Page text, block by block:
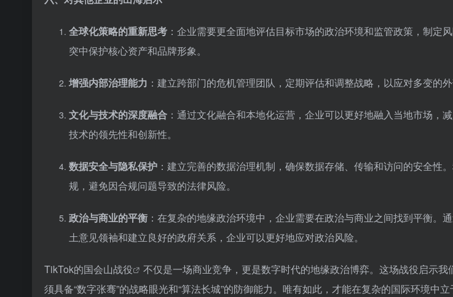
全球化策略的重新思考 ：企业需要更全面地评估目标市场的政治环境和监管政策，制定
突中保护核心资产和品牌形象。
增强内部治理能力 ：建立跨部门的危机管理团队，定期评估和调整战略，以应对多变的外
文化与技术的深度融合 ：通过文化融合和本地化运营，企业可以更好地融入当地市场，
技术的领先性和创新性。
数据安全与隐私保护 ：建立完善的数据治理机制，确保数据存储、传输和访问的安全性
规，避免因合规问题导致的法律风险。
政治与商业的平衡 ：在复杂的地缘政治环境中，企业需要在政治与商业之间找到平衡。
土意见领袖和建立良好的政府关系，企业可以更好地应对政治风险。
TikTok的国会山战役
不仅是一场商业竞争，更是数字时代的地缘政治博弈。这场战役启示
须具备“数字张骞”的战略眼光和“算法长城”的防御能力。唯有如此，才能在复杂的国际环境中立